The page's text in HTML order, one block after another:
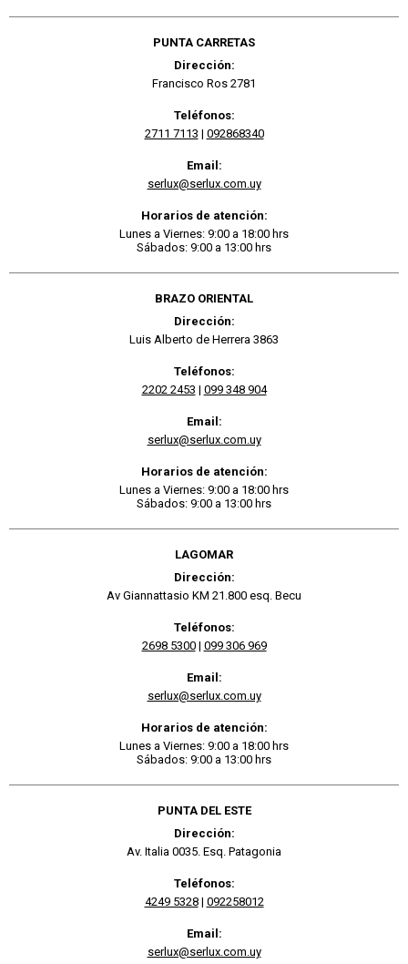
PUNTA CARRETAS
Dirección:
Francisco Ros 2781
Teléfonos:
2711 7113 | 092868340
Email:
serlux@serlux.com.uy
Horarios de atención:
Lunes a Viernes: 9:00 a 18:00 hrs
Sábados: 9:00 a 13:00 hrs
BRAZO ORIENTAL
Dirección:
Luis Alberto de Herrera 3863
Teléfonos:
2202 2453 | 099 348 904
Email:
serlux@serlux.com.uy
Horarios de atención:
Lunes a Viernes: 9:00 a 18:00 hrs
Sábados: 9:00 a 13:00 hrs
LAGOMAR
Dirección:
Av Giannattasio KM 21.800 esq. Becu
Teléfonos:
2698 5300| 099 306 969
Email:
serlux@serlux.com.uy
Horarios de atención:
Lunes a Viernes: 9:00 a 18:00 hrs
Sábados: 9:00 a 13:00 hrs
PUNTA DEL ESTE
Dirección:
Av. Italia 0035. Esq. Patagonia
Teléfonos:
4249 5328| 092258012
Email:
serlux@serlux.com.uy